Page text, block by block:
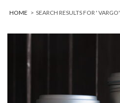
HOME > SEARCH RESULTS FOR ' VARGO'